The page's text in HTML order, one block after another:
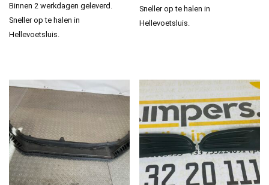
Binnen 2 werkdagen geleverd.
Sneller op te halen in
Hellevoetsluis.
Sneller op te halen in
Hellevoetsluis.